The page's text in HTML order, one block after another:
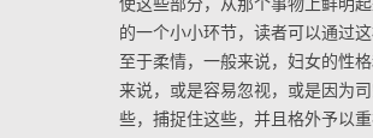
使这些部分，从那个事物上鲜明
的一个小小环节，读者可以通过
至于柔情，一般来说，妇女的性
来说，或是容易忽视，或是因为
些，捕捉住这些，并且格外予以